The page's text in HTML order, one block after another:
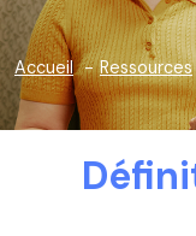
Accueil Ressources